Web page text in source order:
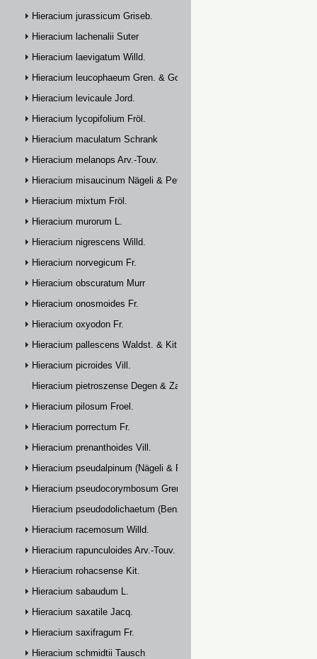
Hieracium jurassicum Griseb.
Hieracium lachenalii Suter
Hieracium laevigatum Willd.
Hieracium leucophaeum Gren. & Godr.
Hieracium levicaule Jord.
Hieracium lycopifolium Fröl.
Hieracium maculatum Schrank
Hieracium melanops Arv.-Touv.
Hieracium misaucinum Nägeli & Peter
Hieracium mixtum Fröl.
Hieracium murorum L.
Hieracium nigrescens Willd.
Hieracium norvegicum Fr.
Hieracium obscuratum Murr
Hieracium onosmoides Fr.
Hieracium oxyodon Fr.
Hieracium pallescens Waldst. & Kit.
Hieracium picroides Vill.
Hieracium pietroszense Degen & Zahn
Hieracium pilosum Froel.
Hieracium porrectum Fr.
Hieracium prenanthoides Vill.
Hieracium pseudalpinum (Nägeli & Peter) Prain
Hieracium pseudocorymbosum Gremli
Hieracium pseudodolichaetum (Benz & Zahn) Zahn
Hieracium racemosum Willd.
Hieracium rapunculoides Arv.-Touv.
Hieracium rohacsense Kit.
Hieracium sabaudum L.
Hieracium saxatile Jacq.
Hieracium saxifragum Fr.
Hieracium schmidtii Tausch